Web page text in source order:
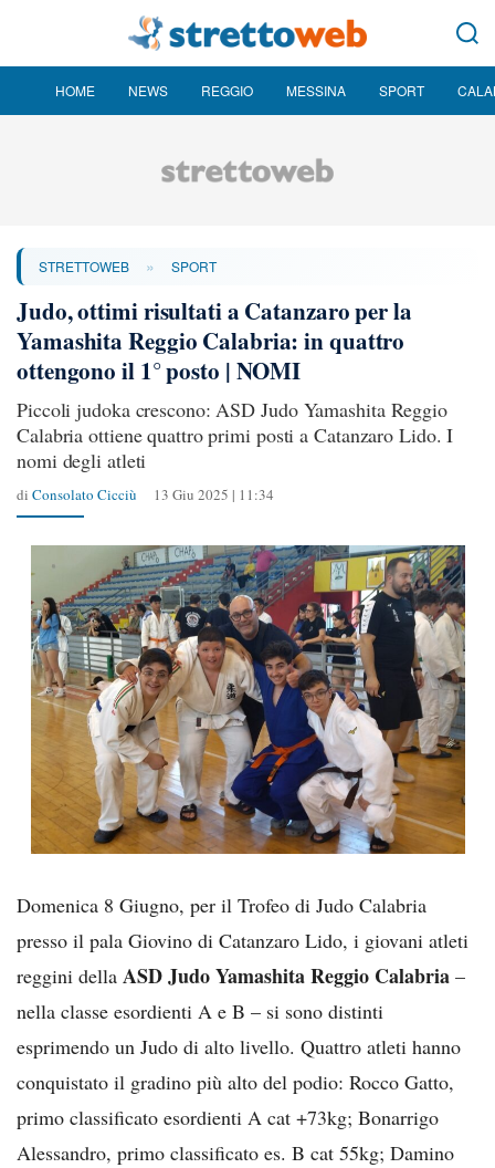
HOME NEWS REGGIO MESSINA SPORT
STRETTOWEB » SPORT
Judo, ottimi risultati a Catanzaro per la
Yamashita Reggio Calabria: in quattro
ottengono il 1° posto | NOMI
Piccoli judoka crescono: ASD Judo Yamashita Reggio
Calabria ottiene quattro primi posti a Catanzaro Lido. I
nomi degli atleti
di Consolato Cicciù 13 Giu 2025 | 11:34
Domenica 8 Giugno, per il Trofeo di Judo Calabria
presso il pala Giovino di Catanzaro Lido, i giovani atleti
reggini della ASD Judo Yamashita Reggio Calabria –
nella classe esordienti A e B – si sono distinti
esprimendo un Judo di alto livello. Quattro atleti hanno
conquistato il gradino più alto del podio: Rocco Gatto,
primo classificato esordienti A cat +73kg; Bonarrigo
Alessandro, primo classificato es. B cat 55kg; Damino